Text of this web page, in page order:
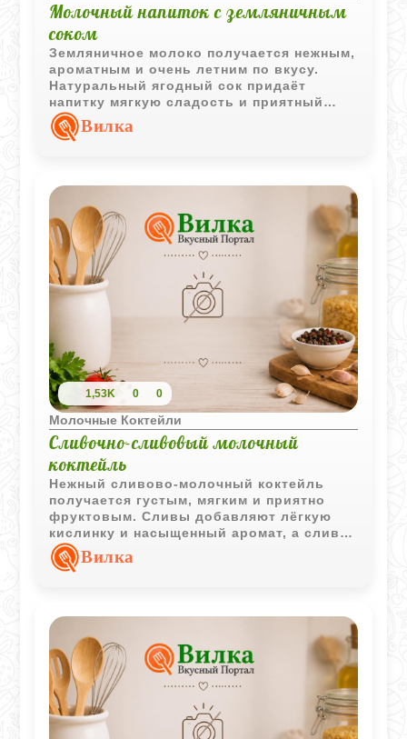
Молочный напиток с земляничным
соком
Земляничное молоко получается нежным,
ароматным и очень летним по вкусу.
Натуральный ягодный сок придаёт
напитку мягкую сладость и приятный
свежий аромат.
Вилка
1,53K 0 0
Молочные Коктейли
Сливочно-сливовый молочный
коктейль
Нежный сливово-молочный коктейль
получается густым, мягким и приятно
фруктовым. Сливы добавляют лёгкую
кислинку и насыщенный аромат, а сливки
делают текстуру особенно бархатистой.
Вилка